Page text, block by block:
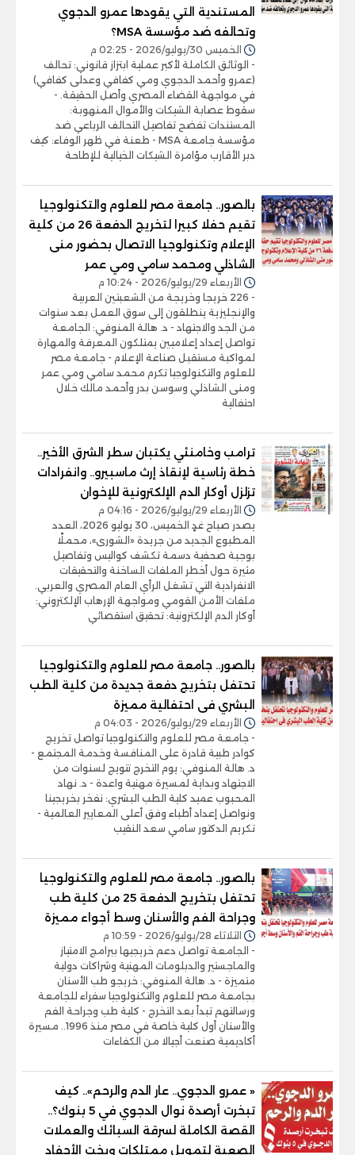
المستندية التي يقودها عمرو الدجوي
وتحالفه ضد مؤسسة MSA؟
الخميس 30/يوليو/2026 - 02:25 م
- الوثائق الكاملة لأكبر عملية ابتزاز قانوني: تحالف
(عمرو وأحمد الدجوي ومي كفافي وعدلى كفافي)
في مواجهة القضاء المصري وأصل الحقيقة. -
سقوط عصابة الشيكات والأموال المنهوبة:
المستندات تفضح تفاصيل التحالف الرباعي ضد
مؤسسة جامعة MSA - طعنة في ظهر الوفاء: كيف
دبر الأقارب مؤامرة الشيكات الخيالية للإطاحة
بالصور.. جامعة مصر للعلوم والتكنولوجيا
تقيم حفلا كبيرا لتخريج الدفعة 26 من كلية
الإعلام وتكنولوجيا الاتصال بحضور منى
الشاذلي ومحمد سامي ومي عمر
الأربعاء 29/يوليو/2026 - 10:24 م
- 226 خريجا وخريجة من الشعبتين العربية
والإنجليزية ينطلقون إلى سوق العمل بعد سنوات
من الجد والاجتهاد - د. هالة المنوفي: الجامعة
تواصل إعداد إعلاميين يمتلكون المعرفة والمهارة
لمواكبة مستقبل صناعة الإعلام - جامعة مصر
للعلوم والتكنولوجيا تكرم محمد سامي ومي عمر
ومنى الشاذلي وسوسن بدر وأحمد مالك خلال
احتفالية
ترامب وخامنئي يكتبان سطر الشرق الأخير..
خطة رئاسية لإنقاذ إرث ماسبيرو.. وانفرادات
تزلزل أوكار الدم الإلكترونية للإخوان
الأربعاء 29/يوليو/2026 - 04:16 م
يصدر صباح غدٍ الخميس، 30 يوليو 2026، العدد
المطبوع الجديد من جريدة «الشورى»، محملًا
بوجبة صحفية دسمة تكشف كواليس وتفاصيل
مثيرة حول أخطر الملفات الساخنة والتحقيقات
الانفرادية التي تشغل الرأي العام المصري والعربي.
ملفات الأمن القومي ومواجهة الإرهاب الإلكتروني:
أوكار الدم الإلكترونية: تحقيق استقصائي
بالصور.. جامعة مصر للعلوم والتكنولوجيا
تحتفل بتخريج دفعة جديدة من كلية الطب
البشري فى احتفالية مميزة
الأربعاء 29/يوليو/2026 - 04:03 م
- جامعة مصر للعلوم والتكنولوجيا تواصل تخريج
كوادر طبية قادرة على المنافسة وخدمة المجتمع -
د. هالة المنوفي: يوم التخرج تتويج لسنوات من
الاجتهاد وبداية لمسيرة مهنية واعدة - د. نهاد
المحبوب عميد كلية الطب البشري: نفخر بخريجينا
ونواصل إعداد أطباء وفق أعلى المعايير العالمية -
تكريم الدكتور سامي سعد النقيب
بالصور.. جامعة مصر للعلوم والتكنولوجيا
تحتفل بتخريج الدفعة 25 من كلية طب
وجراحة الفم والأسنان وسط أجواء مميزة
الثلاثاء 28/يوليو/2026 - 10:59 م
- الجامعة تواصل دعم خريجيها ببرامج الامتياز
والماجستير والدبلومات المهنية وشراكات دولية
متميزة - د. هالة المنوفي: خريجو طب الأسنان
بجامعة مصر للعلوم والتكنولوجيا سفراء للجامعة
ورسالتهم تبدأ بعد التخرج - كلية طب وجراحة الفم
والأسنان أول كلية خاصة في مصر منذ 1996.. مسيرة
أكاديمية صنعت أجيالا من الكفاءات
« عمرو الدجوي.. عار الدم والرحم».. كيف
تبخرت أرصدة نوال الدجوي في 5 بنوك؟..
القصة الكاملة لسرقة السبائك والعملات
الصعبة لتمويل ممتلكات ويخت الأحفاد